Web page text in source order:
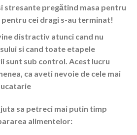
stresante pregătind masa pentru
cei dragi s-au terminat!
distractiv atunci cand nu
si cand toate etapele
sunt sub control. Acest lucru
ca aveti nevoie de cele mai
sa petreci mai putin timp
alimentelor: